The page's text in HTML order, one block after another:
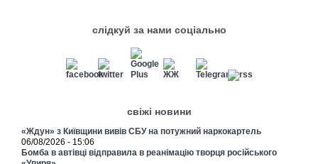
слідкуй за нами соціально
свіжі новини
«Ждун» з Київщини вивів СБУ на потужний наркокартель
06/08/2026 - 15:06
Бомба в автівці відправила в реанімацію творця російського